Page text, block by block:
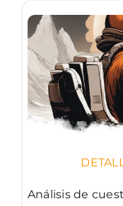
Análisis de